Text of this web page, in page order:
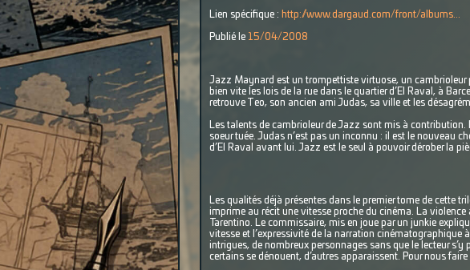
Lien spécifique : http://www.dargaud.com/front/albums...
Publié le 15/04/2008
Jazz Maynard est un trompettiste virtuose, un
bien vite les lois de la rue dans le quartier d’El Raval, à
retrouve Teo, son ancien ami Judas, sa ville et les
Les talents de cambrioleur de Jazz sont mis à
soeur tuée. Judas n’est pas un inconnu : il est le nouveau
d’El Raval avant lui. Jazz est le seul à pouvoir dérober la
Les qualités déjà présentes dans le premier tome de cette
imprime au récit une vitesse proche du cinéma. La
Tarentino. Le commissaire, mis en joue par un junkie
vitesse et l’expressivité de la narration cinématographique
intrigues, de nombreux personnages sans que le lecteur
certains se dénouent, d’autres apparaissent. Pour nous